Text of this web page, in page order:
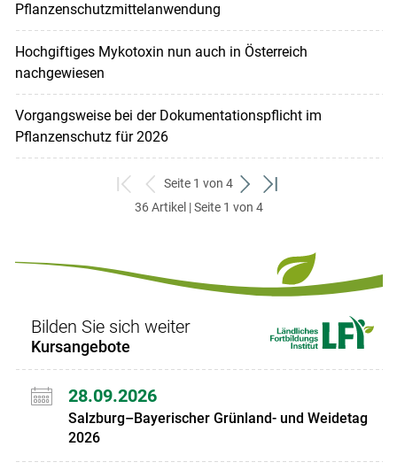
Pflanzenschutzmittelanwendung
Hochgiftiges Mykotoxin nun auch in Österreich
nachgewiesen
Vorgangsweise bei der Dokumentationspflicht im
Pflanzenschutz für 2026
zum
ersten
zurück
zum
Seite 1 von 4
weiter
zum
zum
36 Artikel | Seite 1 von 4
Bilden Sie sich weiter
Kursangebote
28.09.2026
Salzburg–Bayerischer Grünland- und Weidetag
2026